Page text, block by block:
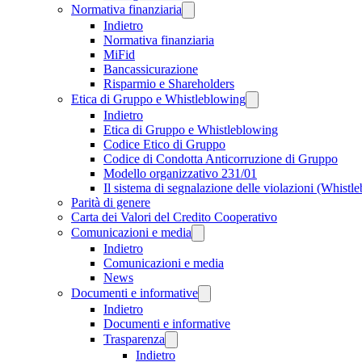
Normativa finanziaria
Indietro
Normativa finanziaria
MiFid
Bancassicurazione
Risparmio e Shareholders
Etica di Gruppo e Whistleblowing
Indietro
Etica di Gruppo e Whistleblowing
Codice Etico di Gruppo
Codice di Condotta Anticorruzione di Gruppo
Modello organizzativo 231/01
Il sistema di segnalazione delle violazioni
Parità di genere
Carta dei Valori del Credito Cooperativo
Comunicazioni e media
Indietro
Comunicazioni e media
News
Documenti e informative
Indietro
Documenti e informative
Trasparenza
Indietro